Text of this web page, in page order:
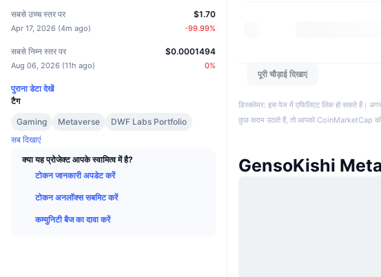
सबसे उच्च स्तर पर
Apr 17, 2026 (4m ago)
$1.70
-99.99%
सबसे निम्न स्तर पर
Aug 06, 2026 (11h ago)
$0.0001494
0%
पुराना डेटा देखें
टैग
Gaming
Metaverse
DWF Labs Portfolio
सब दिखाएं
क्या यह प्रोजेक्ट आपके स्वामित्व में है?
टोकन जानकारी अपडेट करें
टोकन अनलॉक्स सबमिट करें
कम्युनिटी बैज का दावा करें
पूरी चौड़ाई दिखाएं
डिस्क्लेमर: इस पेज में एफिलिएट लिंक हो सकते हैं।
कुछ कदम उठाते हैं, तो आपको CoinMarketCap को
GensoKishi